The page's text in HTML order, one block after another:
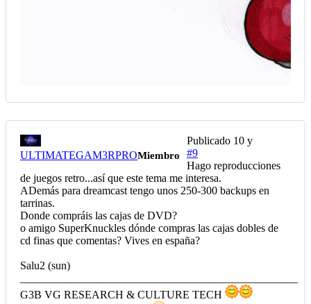
ULTIMATEGAM3RPROMiembro
Publicado 10 y
#9
Hago reproducciones
de juegos retro...así que este tema me interesa.
ADemás para dreamcast tengo unos 250-300 backups en
tarrinas.
Donde compráis las cajas de DVD?
o amigo SuperKnuckles dónde compras las cajas dobles de
cd finas que comentas? Vives en españa?
Salu2 (sun)
G3B VG RESEARCH & CULTURE TECH